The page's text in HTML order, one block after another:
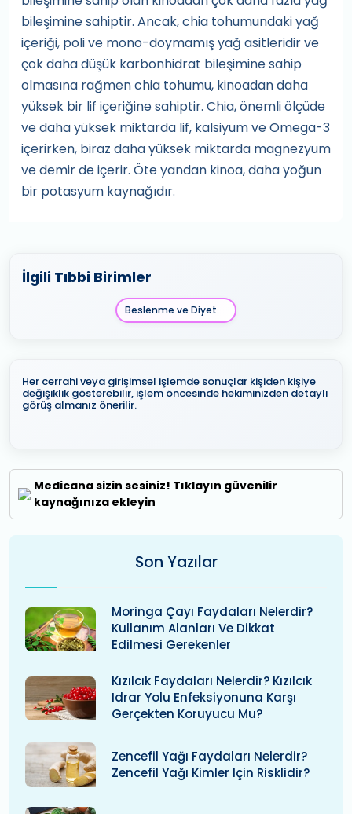
bileşimine sahiptir. Ancak, chia tohumundaki yağ
içeriği, poli ve mono-doymamış yağ asitleridir ve
çok daha düşük karbonhidrat bileşimine sahip
olmasına rağmen chia tohumu, kinoadan daha
yüksek bir lif içeriğine sahiptir. Chia, önemli ölçüde
ve daha yüksek miktarda lif, kalsiyum ve Omega-3
içerirken, biraz daha yüksek miktarda magnezyum
ve demir de içerir. Öte yandan kinoa, daha yoğun
bir potasyum kaynağıdır.
İlgili Tıbbi Birimler
Beslenme ve Diyet
Her cerrahi veya girişimsel işlemde sonuçlar kişiden kişiye
değişiklik gösterebilir, işlem öncesinde hekiminizden detaylı
görüş almanız önerilir.
Medicana sizin sesiniz! Tıklayın güvenilir
kaynağınıza ekleyin
Son Yazılar
Moringa Çayı Faydaları Nelerdir?
Kullanım Alanları Ve Dikkat
Edilmesi Gerekenler
Kızılcık Faydaları Nelerdir? Kızılcık
Idrar Yolu Enfeksiyonuna Karşı
Gerçekten Koruyucu Mu?
Zencefil Yağı Faydaları Nelerdir?
Zencefil Yağı Kimler Için Risklidir?